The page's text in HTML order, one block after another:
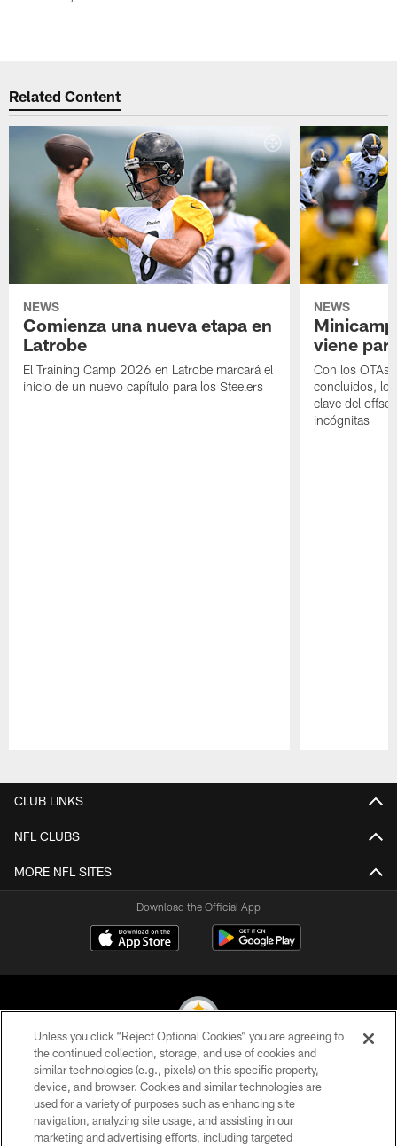
Related Content
NEWS
Comienza una nueva etapa en
Latrobe
El Training Camp 2026 en Latrobe marcará el
inicio de un nuevo capítulo para los Steelers
NEWS
viene
Con los OTAs
concluidos,
clave del
incógnitas
CLUB LINKS
NFL CLUBS
MORE NFL SITES
Download the Official App
© 2026 Pittsburgh Steelers. All Rights Reserved
PRIVACY POLICY
TERMS OF USE
Unless you click “Reject Optional Cookies” you are agreeing to
the continued collection, storage, and use of cookies and
similar technologies (e.g., pixels) on this specific property,
device, and browser. Cookies and similar technologies are
used for a variety of purposes such as enhancing site
navigation, analyzing site usage, and assisting in our
marketing and advertising efforts, including targeted